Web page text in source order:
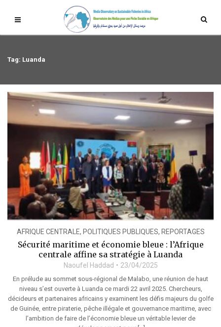
Tag: Luanda
AFRIQUE CENTRALE, POLITIQUES PUBLIQUES, REPORTAGES
Sécurité maritime et économie bleue : l’Afrique
centrale affine sa stratégie à Luanda
Naoufel Haddad 23/04/2025
En prélude au sommet sous-régional de Malabo, une réunion de haut
niveau s’est ouverte à Luanda ce mardi 22 avril 2025. Chercheurs,
décideurs et partenaires africains y examinent les défis majeurs du golfe
de Guinée, entre piraterie, pêche illégale et gouvernance maritime, avec
l’ambition de faire de l’économie bleue un véritable levier de